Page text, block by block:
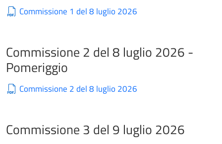
Commissione 1 del 8 luglio 2026
Commissione 2 del 8 luglio 2026 -
Pomeriggio
Commissione 2 del 8 luglio 2026
Commissione 3 del 9 luglio 2026